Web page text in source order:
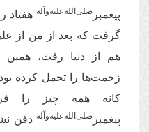
پیغمبر ‌صلی‌الله‌علیه‌و‌آله هفتاد
گرفت که بعد از من از
هم از دنیا رفت، همین
زحمت‌ها را تحمل کرده
کانه همه چیز را
پیغمبر ‌صلی‌الله‌علیه‌و‌آله دفن